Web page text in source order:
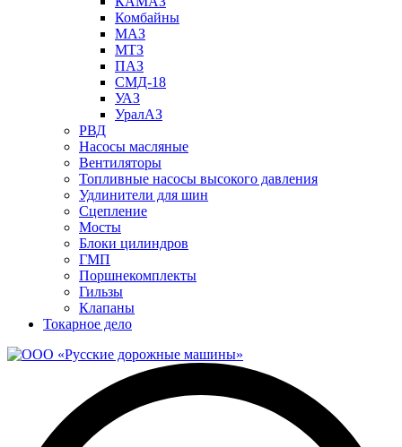
Комбайны
МАЗ
МTЗ
ПАЗ
СМД-18
УАЗ
УралАЗ
РВД
Насосы масляные
Вентиляторы
Топливные насосы высокого давления
Удлинители для шин
Сцепление
Мосты
Блоки цилиндров
ГМП
Поршнекомплекты
Гильзы
Клапаны
Токарное дело